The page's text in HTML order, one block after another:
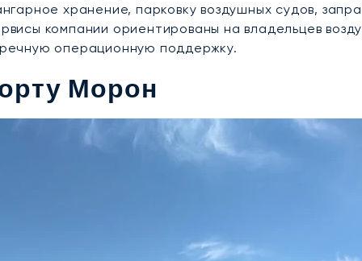
хранение, парковку воздушных судов,
компании ориентированы на владельцев
операционную поддержку.
Морон